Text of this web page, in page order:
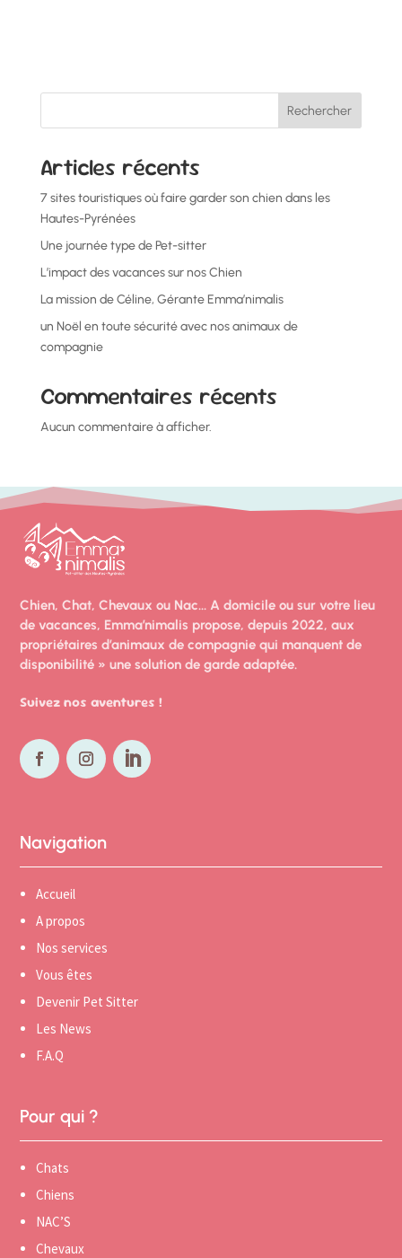
Rechercher
Articles récents
7 sites touristiques où faire garder son chien dans les
Hautes-Pyrénées
Une journée type de Pet-sitter
L’impact des vacances sur nos Chien
La mission de Céline, Gérante Emma’nimalis
un Noël en toute sécurité avec nos animaux de
compagnie
Commentaires récents
Aucun commentaire à afficher.
Chien, Chat, Chevaux ou Nac… A domicile ou sur votre lieu
de vacances, Emma’nimalis propose, depuis 2022, aux
propriétaires d’animaux de compagnie qui manquent de
disponibilité » une solution de gardeadaptée.
Suivez nos aventures !
Navigation
Accueil
A propos
Nos services
Vous êtes
Devenir Pet Sitter
Les News
F.A.Q
Pour qui ?
Chats
Chiens
NAC’S
Chevaux